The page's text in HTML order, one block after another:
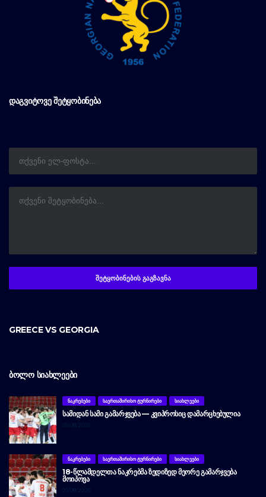
ᲓᲐᲒᲕᲘᲢᲝᲕᲔ ᲨᲔᲢᲧᲝᲑᲘᲜᲔᲑᲐ
GREECE VS GEORGIA
ᲑᲝᲚᲝ ᲡᲘᲐᲮᲚᲔᲔᲑᲘ
ᲜᲐᲙᲠᲔᲑᲔᲑᲘ ᲡᲐᲔᲠᲗᲐᲨᲘᲠᲘᲡᲝ ᲢᲣᲠᲜᲘᲠᲔᲑᲘ ᲡᲘᲐᲮᲚᲔᲔᲑᲘ
ᲡᲐᲛᲘᲓᲐᲜ ᲡᲐᲛᲘ ᲒᲐᲛᲐᲠᲯᲕᲔᲑᲐ — ᲙᲕᲘᲞᲠᲝᲡᲘᲪ ᲓᲐᲛᲐᲠᲪᲮᲔᲑᲣᲚᲘᲐ
05/08/2026
ᲜᲐᲙᲠᲔᲑᲔᲑᲘ ᲡᲐᲔᲠᲗᲐᲨᲘᲠᲘᲡᲝ ᲢᲣᲠᲜᲘᲠᲔᲑᲘ ᲡᲘᲐᲮᲚᲔᲔᲑᲘ
18-ᲬᲚᲐᲛᲓᲔᲚᲗᲐ ᲜᲐᲙᲠᲔᲑᲛᲐ ᲖᲔᲓᲘᲖᲔᲓ ᲛᲔᲝᲠᲔ ᲒᲐᲛᲐᲠᲯᲕᲔᲑᲐ
ᲛᲝᲘᲞᲝᲕᲐ
03/08/2026